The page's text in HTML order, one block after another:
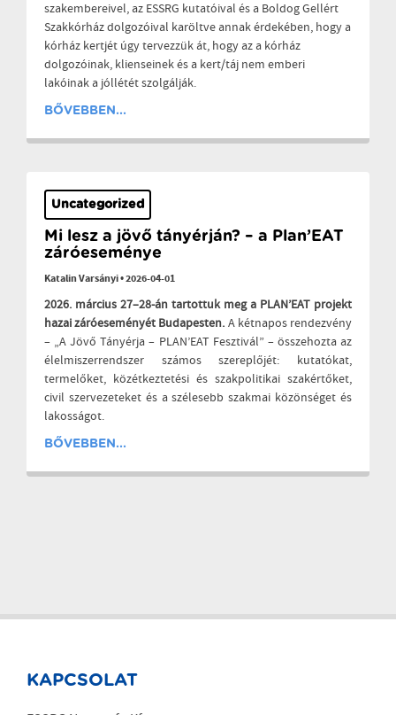
szakembereivel, az ESSRG kutatóival és a Boldog Gellért
Szakkórház dolgozóival karöltve annak érdekében, hogy a
kórház kertjét úgy tervezzük át, hogy az a kórház
dolgozóinak, klienseinek és a kert/táj nem emberi
lakóinak a jóllétét szolgálják.
BŐVEBBEN...
Uncategorized
Mi lesz a jövő tányérján? – a Plan’EAT
záróeseménye
Katalin Varsányi•2026-04-01
2026. március 27–28-án tartottuk meg a PLAN’EAT projekt
hazai záróeseményét Budapesten. A kétnapos rendezvény
– „A Jövő Tányérja – PLAN’EAT Fesztivál” – összehozta az
élelmiszerrendszer számos szereplőjét: kutatókat,
termelőket, közétkeztetési és szakpolitikai szakértőket,
civil szervezeteket és a szélesebb szakmai közönséget és
lakosságot.
BŐVEBBEN...
KAPCSOLAT